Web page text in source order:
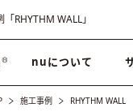
RHYTHM WALL」
nuについて
施工事例 RHYTHM WALL